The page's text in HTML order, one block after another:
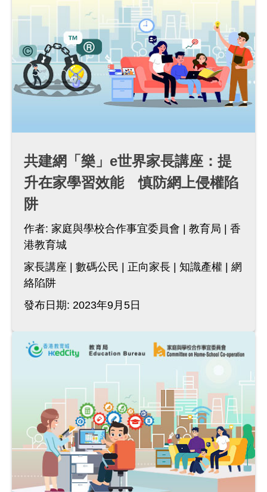
共建網「樂」e世界家長講座：提
升在家學習效能 慎防網上侵權陷
阱
作者: 家庭與學校合作事宜委員會 教育局
香
港教育城
家長講座
數碼公民 正向家長 知識產權
網
絡陷阱
發布日期: 2023年9月5日